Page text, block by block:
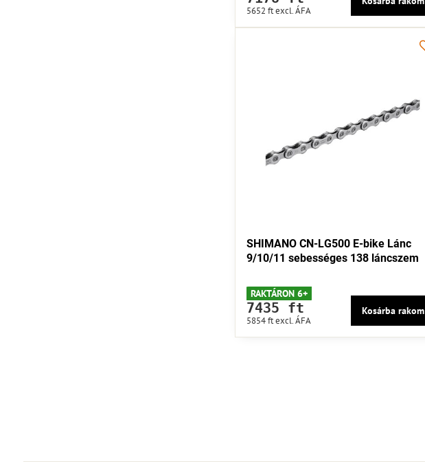
5652 ftexcl. ÁFA
SHIMANO CN-LG500 E-bike Lánc
9/10/11 sebességes 138 láncszem
RAKTÁRON 6+
7435 ft
5854 ftexcl. ÁFA
Kosárba rakom